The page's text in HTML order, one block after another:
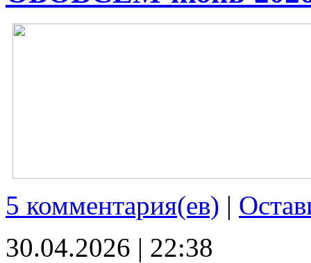
5 комментария(ев) |
30.04.2026 | 22:38